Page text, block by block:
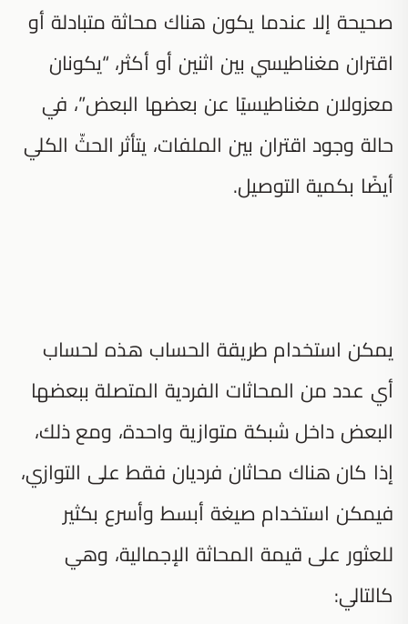
صحيحة إلا عندما يكون هناك محاثة متبادلة أو
اقتران مغناطيسي بين اثنين أو أكثر، “يكونان
معزولان مغناطيسيًا عن بعضها البعض”، في
حالة وجود اقتران بين الملفات، يتأثر الحثّ الكلي
أيضًا بكمية التوصيل.
يمكن استخدام طريقة الحساب هذه لحساب
أي عدد من المحاثات الفردية المتصلة ببعضها
البعض داخل شبكة متوازية واحدة، ومع ذلك،
إذا كان هناك محاثان فرديان فقط على التوازي،
فيمكن استخدام صيغة أبسط وأسرع بكثير
للعثور على قيمة المحاثة الإجمالية، وهي
كالتالي: